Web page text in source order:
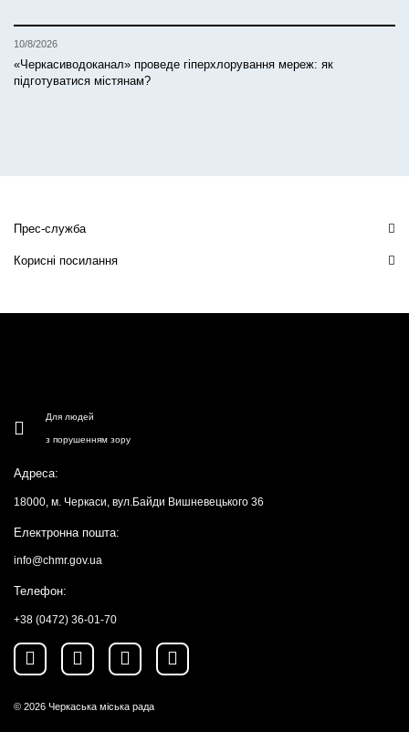
10/8/2026
«Черкасиводоканал» проведе гіперхлорування мереж: як
підготуватися містянам?
Прес-служба
Корисні посилання
Для людей
з порушенням зору
Адреса:
18000, м. Черкаси, вул.Байди Вишневецького 36
Електронна пошта:
info@chmr.gov.ua
Телефон:
+38 (0472) 36-01-70
© 2026 Черкаська міська рада